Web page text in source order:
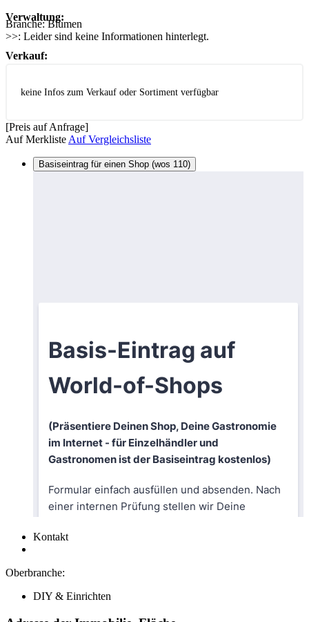
Verwaltung:
Branche:Blumen
>>: Leider sind keine Informationen hinterlegt.
Verkauf:
keine Infos zum Verkauf oder Sortiment verfügbar
[Preis auf Anfrage]
Auf Merkliste Auf Vergleichsliste
Basiseintrag für einen Shop (wos 110)
Kontakt
Oberbranche:
DIY & Einrichten